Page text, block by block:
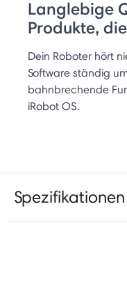
Langlebige
Produkte,
Dein Roboter hört
Software ständig
bahnbrechende
iRobot OS.
Spezifikationen